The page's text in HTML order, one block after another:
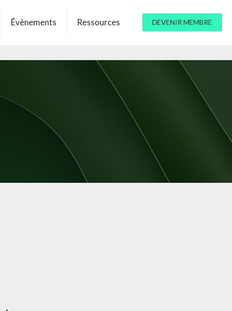
Évènements Ressources DEVENIR MEMBRE